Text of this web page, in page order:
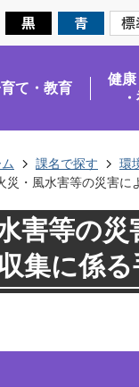
て・教育
健康
課名で探す 環
災・風水害等の災害に
害等の
集に係